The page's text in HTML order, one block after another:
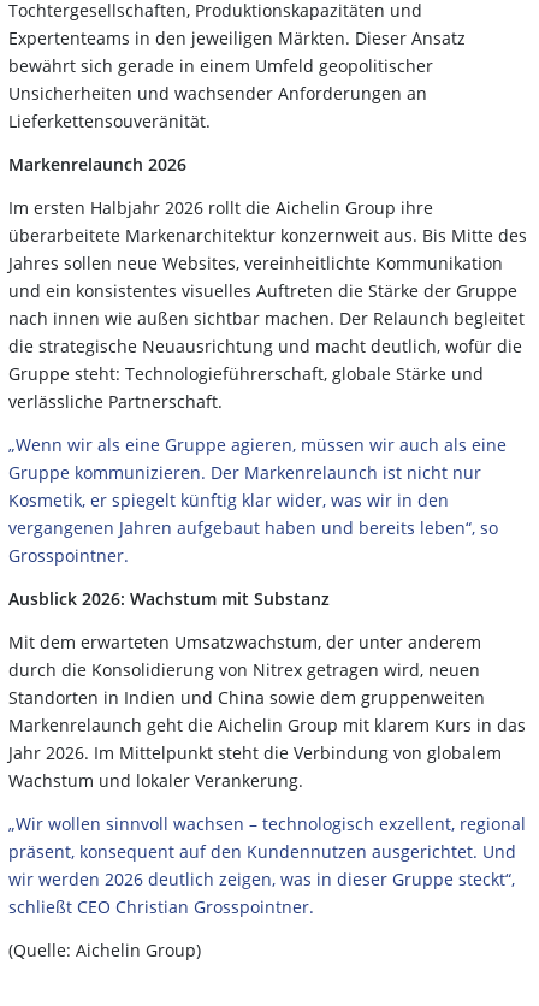
Tochtergesellschaften, Produktionskapazitäten und
Expertenteams in den jeweiligen Märkten. Dieser Ansatz
bewährt sich gerade in einem Umfeld geopolitischer
Unsicherheiten und wachsender Anforderungen an
Lieferkettensouveränität.
Markenrelaunch 2026
Im ersten Halbjahr 2026 rollt die Aichelin Group ihre
überarbeitete Markenarchitektur konzernweit aus. Bis Mitte des
Jahres sollen neue Websites, vereinheitlichte Kommunikation
und ein konsistentes visuelles Auftreten die Stärke der Gruppe
nach innen wie außen sichtbar machen. Der Relaunch begleitet
die strategische Neuausrichtung und macht deutlich, wofür die
Gruppe steht: Technologieführerschaft, globale Stärke und
verlässliche Partnerschaft.
„Wenn wir als eine Gruppe agieren, müssen wir auch als eine
Gruppe kommunizieren. Der Markenrelaunch ist nicht nur
Kosmetik, er spiegelt künftig klar wider, was wir in den
vergangenen Jahren aufgebaut haben und bereits leben“, so
Grosspointner.
Ausblick 2026: Wachstum mit Substanz
Mit dem erwarteten Umsatzwachstum, der unter anderem
durch die Konsolidierung von Nitrex getragen wird, neuen
Standorten in Indien und China sowie dem gruppenweiten
Markenrelaunch geht die Aichelin Group mit klarem Kurs in das
Jahr 2026. Im Mittelpunkt steht die Verbindung von globalem
Wachstum und lokaler Verankerung.
„Wir wollen sinnvoll wachsen – technologisch exzellent, regional
präsent, konsequent auf den Kundennutzen ausgerichtet. Und
wir werden 2026 deutlich zeigen, was in dieser Gruppe steckt“,
schließt CEO Christian Grosspointner.
(Quelle: Aichelin Group)